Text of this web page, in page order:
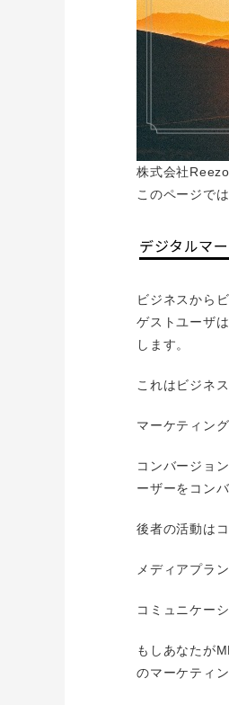
株式会社
このページで
デジタルマ
ビジネスから
ゲストユーザ
します。
これはビジネ
マーケティン
コンバージョ
ーザーをコン
後者の活動は
メディアプラ
コミュニケー
もしあなたが
のマーケティ